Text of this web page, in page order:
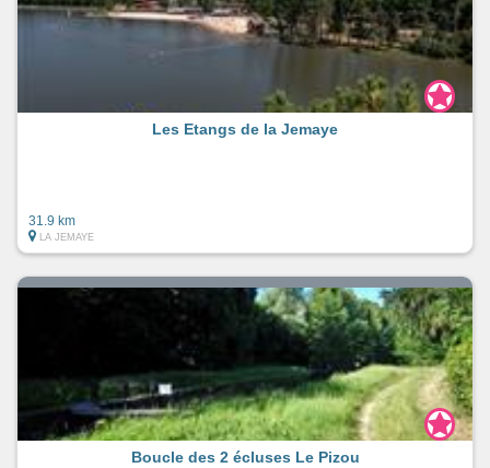
Les Etangs de la Jemaye
31.9 km
LA JEMAYE
Boucle des 2 écluses Le Pizou